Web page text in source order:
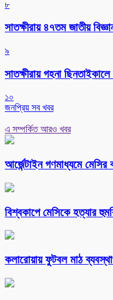
৮
সাতক্ষীরায় ৪৭তম জাতীয়
৯
সাতক্ষীরায় গহনা
১০
জনপ্রিয় সব খবর
এ সম্পর্কিত আরও খবর
আর্জেন্টাইন গণমাধ্যমে মেসির
বিশ্বকাপে মেসিকে হত্যার
কলারোয়ায় ফুটবল মাঠ